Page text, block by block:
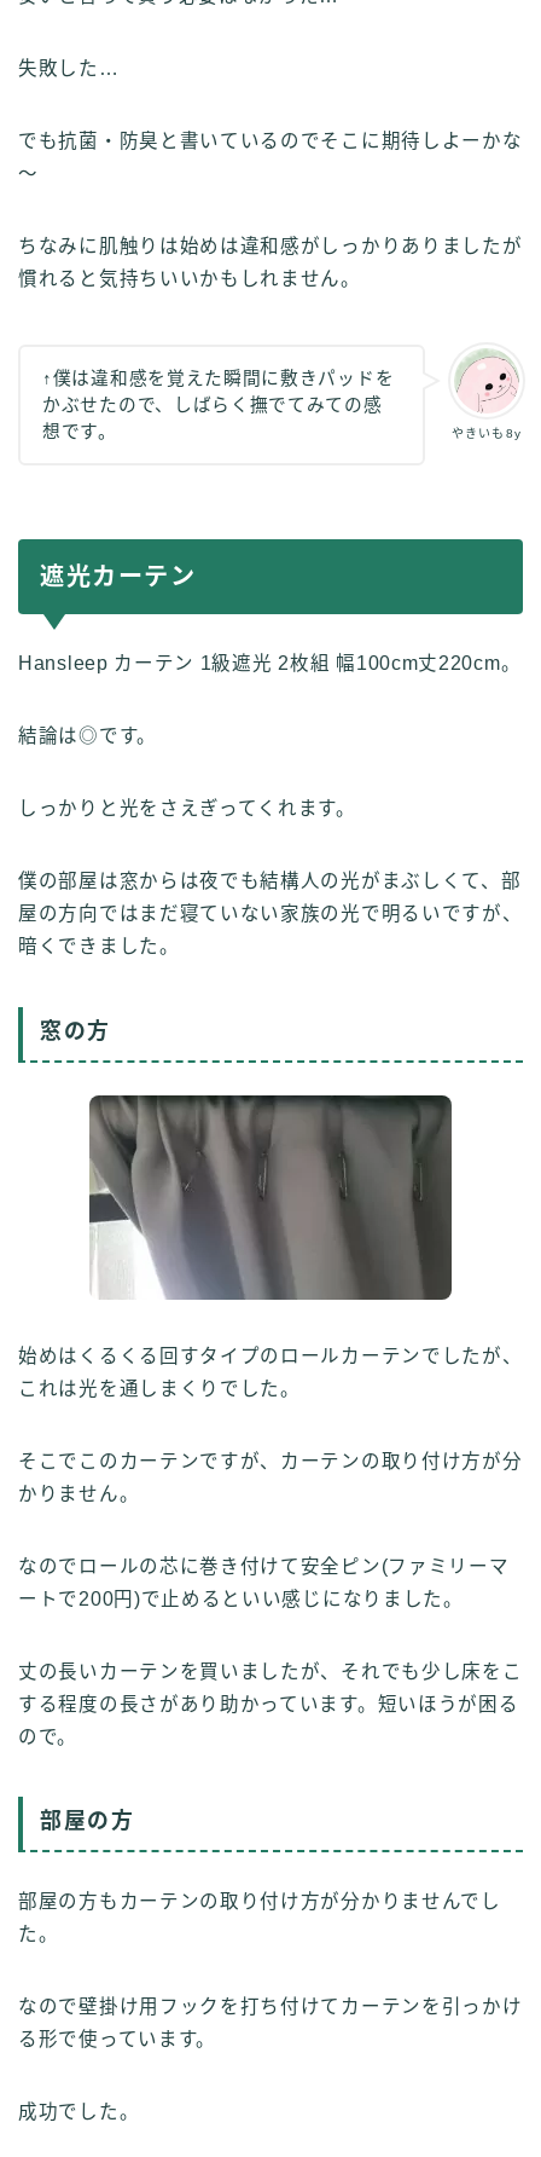
失敗した…
でも抗菌・防臭と書いているのでそこに期待しよーかな
～
ちなみに肌触りは始めは違和感がしっかりありましたが
慣れると気持ちいいかもしれません。
やきいも8y
↑僕は違和感を覚えた瞬間に敷きパッドを
かぶせたので、しばらく撫でてみての感
想です。
遮光カーテン
Hansleep カーテン 1級遮光 2枚組 幅100cm丈220cm。
結論は◎です。
しっかりと光をさえぎってくれます。
僕の部屋は窓からは夜でも結構人の光がまぶしくて、部
屋の方向ではまだ寝ていない家族の光で明るいですが、
暗くできました。
窓の方
始めはくるくる回すタイプのロールカーテンでしたが、
これは光を通しまくりでした。
そこでこのカーテンですが、カーテンの取り付け方が分
かりません。
なのでロールの芯に巻き付けて安全ピン(ファミリーマ
ートで200円)で止めるといい感じになりました。
丈の長いカーテンを買いましたが、それでも少し床をこ
する程度の長さがあり助かっています。短いほうが困る
ので。
部屋の方
部屋の方もカーテンの取り付け方が分かりませんでし
た。
なので壁掛け用フックを打ち付けてカーテンを引っかけ
る形で使っています。
成功でした。